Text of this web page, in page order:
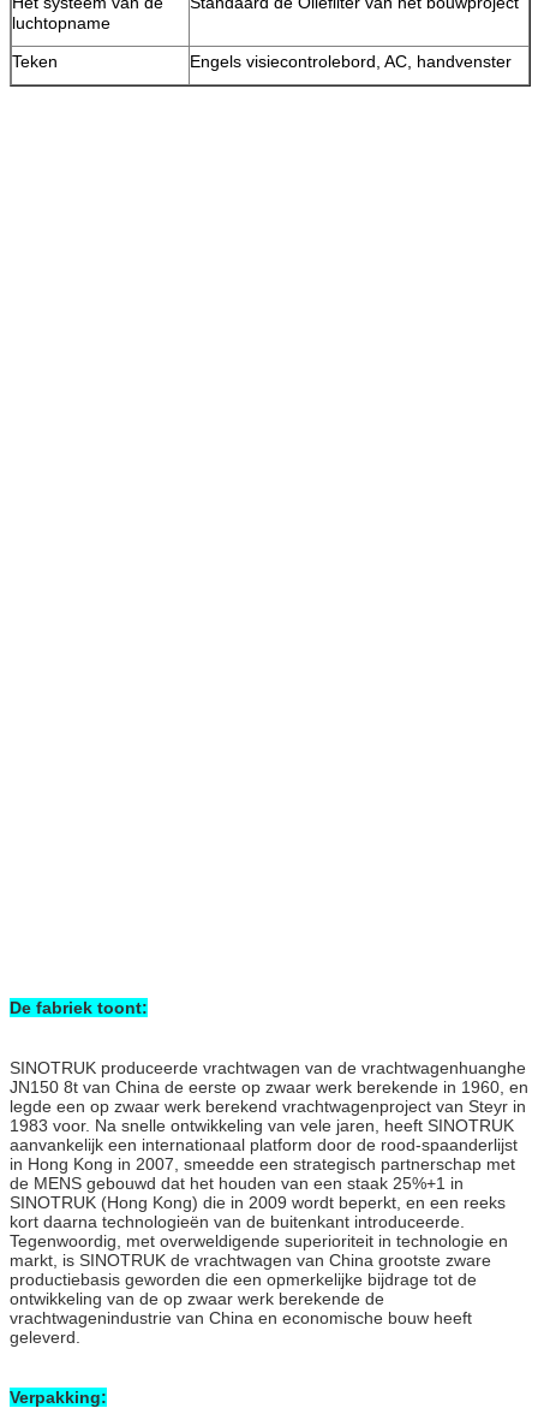
luchtopname
Teken Engels visiecontrolebord, AC, handvenster
De fabriek toont:
SINOTRUK produceerde vrachtwagen van de vrachtwagenhuanghe
JN150 8t van China de eerste op zwaar werk berekende in 1960, en
legde een op zwaar werk berekend vrachtwagenproject van Steyr in
1983 voor. Na snelle ontwikkeling van vele jaren, heeft SINOTRUK
aanvankelijk een internationaal platform door de rood-spaanderlijst
in Hong Kong in 2007, smeedde een strategisch partnerschap met
de MENS gebouwd dat het houden van een staak 25%+1 in
SINOTRUK (Hong Kong) die in 2009 wordt beperkt, en een reeks
kort daarna technologieën van de buitenkant introduceerde.
Tegenwoordig, met overweldigende superioriteit in technologie en
markt, is SINOTRUK de vrachtwagen van China grootste zware
productiebasis geworden die een opmerkelijke bijdrage tot de
ontwikkeling van de op zwaar werk berekende de
vrachtwagenindustrie van China en economische bouw heeft
geleverd.
Verpakking: